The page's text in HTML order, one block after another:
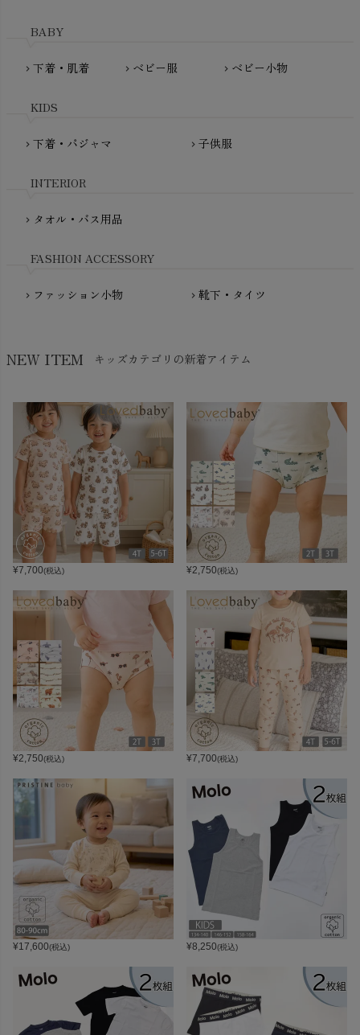
PeopleTree（ピープルツリー）
PRISTINE（プリスティン）
fromF（フロムエフ）
MATONA（マトナ）
mini rodini（ミニロディーニ）
My Little Cozmo（マイリトルコズモ）
NewNative（ニューネイティブ）
BABY
chevron_right 下着・肌着 chevron_right ベビー服 chevron_right ベビー小物
KIDS
chevron_right 下着・パジャマ chevron_right 子供服
INTERIOR
chevron_right タオル・バス用品
FASHION ACCESSORY
chevron_right ファッション小物 chevron_right 靴下・タイツ
NEW ITEM キッズカテゴリの新着アイテム
¥7,700(税込) ¥2,750(税込)
¥2,750(税込) ¥7,700(税込)
¥17,600(税込) ¥8,250(税込)